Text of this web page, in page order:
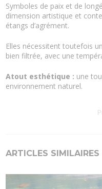
Symboles de paix et de
dimension artistique et
étangs d’agrément.
Elles nécessitent toutefois
bien filtrée, avec une
Atout esthétique : une
environnement naturel.
ARTICLES SIMILAIRES